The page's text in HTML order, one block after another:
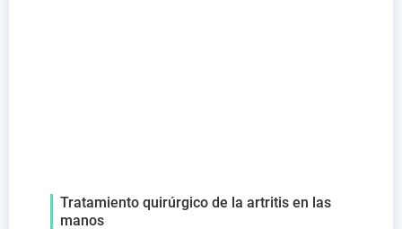
Tratamiento quirúrgico de la artritis en las
manos